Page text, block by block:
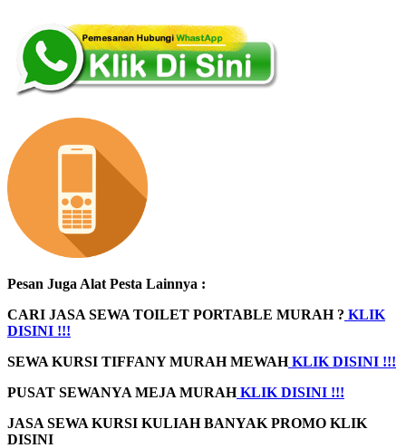
Pesan Juga Alat Pesta Lainnya :
CARI JASA SEWA TOILET PORTABLE MURAH ? KLIK
DISINI !!!
SEWA KURSI TIFFANY MURAH MEWAHKLIK DISINI !!!
PUSAT SEWANYA MEJA MURAHKLIK DISINI !!!
JASA SEWA KURSI KULIAH BANYAK PROMO KLIK
DISINI